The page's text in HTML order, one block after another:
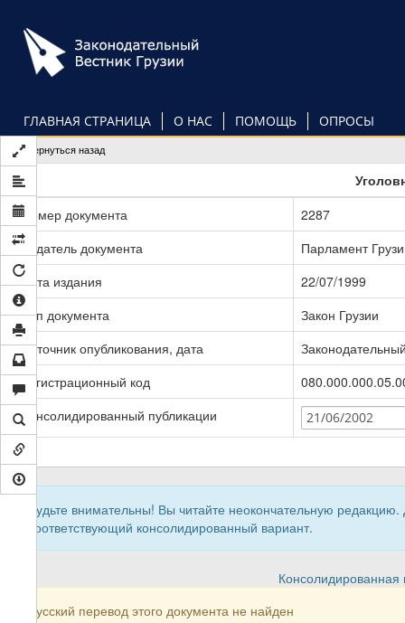
основному
содержанию
ГЛАВНАЯ СТРАНИЦА О НАС ПОМОЩЬ ОПРОСЫ
Вернуться назад
Номер документа
2287
Издатель документа
Парламент
Дата издания
22/07/1999
Тип документа
Закон Грузии
Источник опубликования, дата
Регистрационный код
Консолидированный публикации
21/06/2002
Будьте внимательны! Вы читайте неокончательную
соответствующий консолидированный вариант.
Русский перевод этого документа не найден